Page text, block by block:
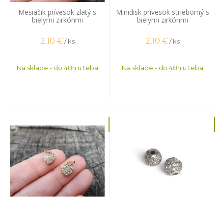
Mesiačik prívesok zlatý s
bielymi zirkónmi
2,10 € / ks
Na sklade - do 48h u teba
Minidisk prívesok strieborný s
bielymi zirkónmi
2,10 €/ ks
Na sklade - do 48h u teba